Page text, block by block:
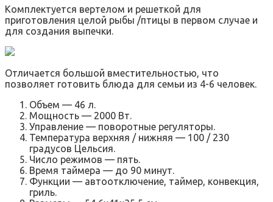
Комплектуется вертелом и решеткой для
приготовления целой рыбы /птицы в первом случае и
для создания выпечки.
Отличается большой вместительностью, что
позволяет готовить блюда для семьи из 4-6 человек.
Объем — 46 л.
Мощность — 2000 Вт.
Управление — поворотные регуляторы.
Температура верхняя / нижняя — 100 / 230
градусов Цельсия.
Число режимов — пять.
Время таймера — до 90 минут.
Функции — автоотключение, таймер, конвекция,
гриль.